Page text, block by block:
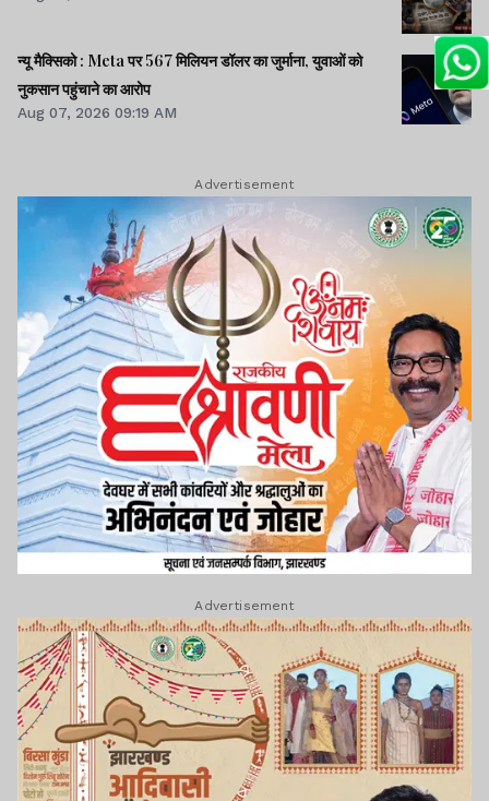
न्यू मैक्सिको : Meta पर 567 मिलियन डॉलर का जुर्माना, युवाओं को
नुकसान पहुंचाने का आरोप
Aug 07, 2026 09:19 AM
Advertisement
Advertisement